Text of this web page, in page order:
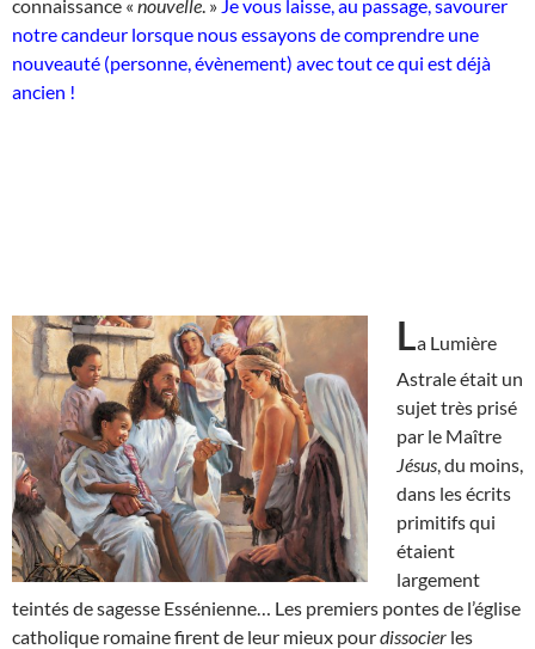
connaissance « nouvelle . » Je vous laisse, au passage, savourer
notre candeur lorsque nous essayons de comprendre une
nouveauté (personne, évènement) avec tout ce qui est déjà
ancien !
La Lumière
Astrale était un
sujet très prisé
par le Maître
Jésus , du moins,
dans les écrits
primitifs qui
étaient
largement
teintés de sagesse Essénienne… Les premiers pontes de l’église
catholique romaine firent de leur mieux pourdissocier les